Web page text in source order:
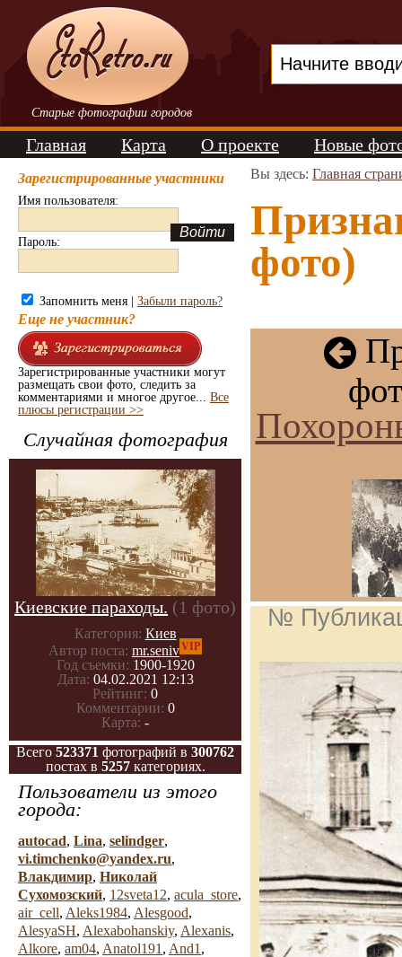
Старые фотографии городов
Главная Карта О проекте Новые
Зарегистрированные участники
Имя пользователя:
Пароль:
Запомнить меня | Забыли пароль?
Еще не участник?
Зарегистрированные участники могут
размещать свои фото, следить за
комментариями и многое другое... Все
плюсы регистрации >>
Случайная фотография
Киевские параходы. (1 фото)
Категория: Киев
Автор поста: mr.senivVIP
Год съемки: 1900-1920
Дата: 04.02.2021 12:13
Рейтинг: 0
Комментарии: 0
Карта: -
Всего 523371 фотографий в 300762
постах в 5257категориях.
Пользователи из этого
города:
autocad, Lina, selindger,
vi.timchenko@yandex.ru,
Влакдимир, Николай
Сухомозский, 12sveta12, acula_store,
air_cell, Aleks1984, Alesgood,
AlesyaSH, Alexabohanskiy, Alexanis,
Alkore, am04, Anatol191 , And1 ,
Вы здесь: Главная
фото)
№